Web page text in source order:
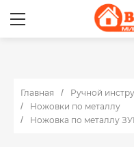
Главная Ручной
Ножовки по металлу
Ножовка по металлу